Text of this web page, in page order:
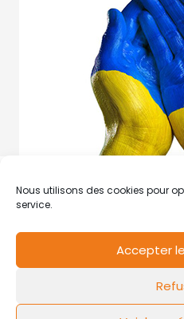
Nous utilisons des cookies pour
service.
Accepter
Mentions légales